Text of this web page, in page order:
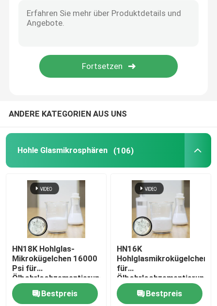
Glas-Microballoons
Alle Produkte
ANDERE KATEGORIEN AUS UNS
Hohle Glasmikrosphären (106)
HN18K Hohlglas-
Mikrokügelchen 16000
Psi für
Ölbohrlochzementierung
Bestpreis
HN16K
Hohlglasmikrokügelchen
für
Ölbohrlochzementierung
10-55µm
Bestpreis